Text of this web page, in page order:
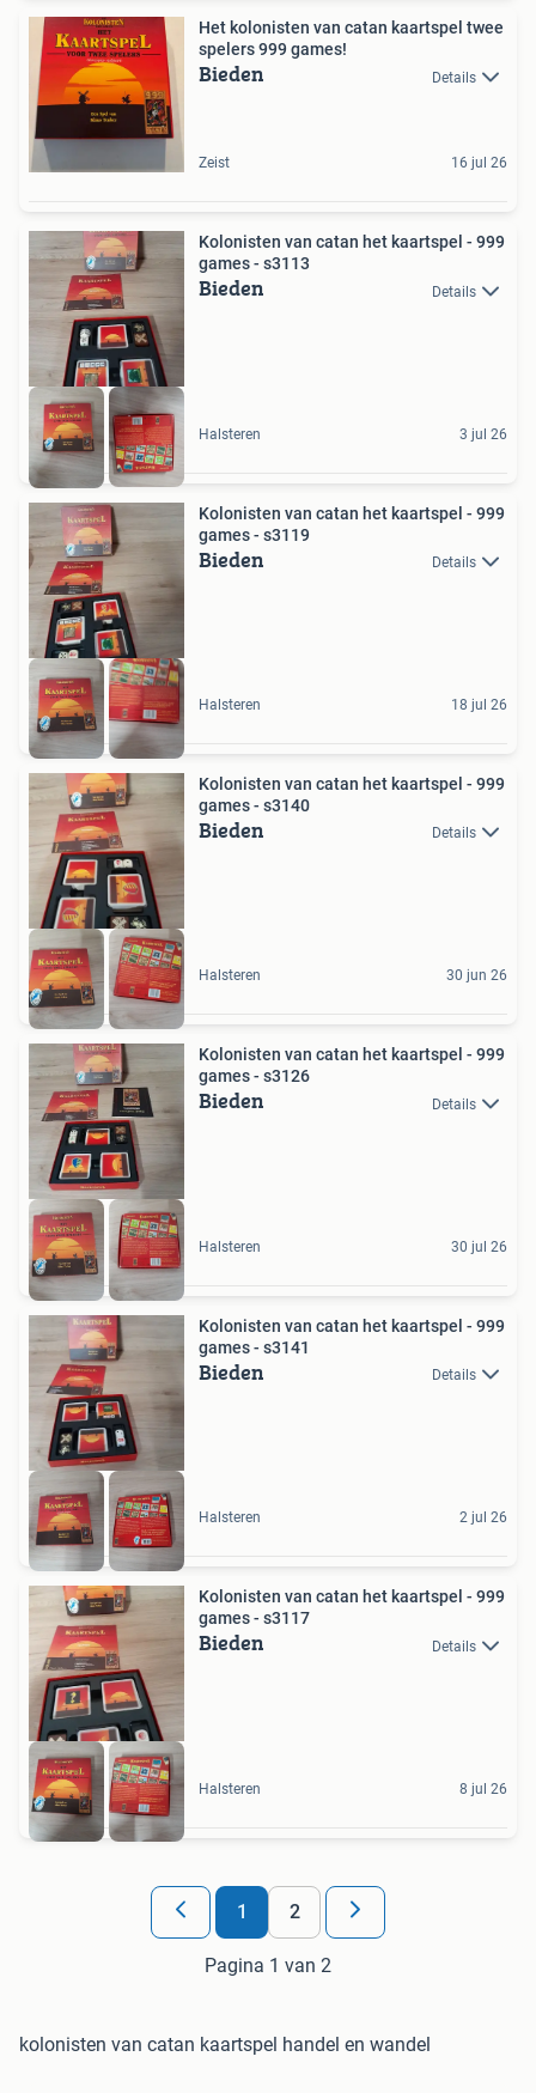
Het kolonisten van catan kaartspel twee
spelers 999 games!
Bieden Details
Zeist 16 jul 26
Kolonisten van catan het kaartspel - 999
games - s3113
Bieden Details
Halsteren 3 jul 26
Kolonisten van catan het kaartspel - 999
games - s3119
Bieden Details
Halsteren 18 jul 26
Kolonisten van catan het kaartspel - 999
games - s3140
Bieden Details
Halsteren 30 jun 26
Kolonisten van catan het kaartspel - 999
games - s3126
Bieden Details
Halsteren 30 jul 26
Kolonisten van catan het kaartspel - 999
games - s3141
Bieden Details
Halsteren 2 jul 26
Kolonisten van catan het kaartspel - 999
games - s3117
Bieden Details
Halsteren 8 jul 26
1 2
Pagina 1 van 2
kolonisten van catan kaartspel handel en wandel